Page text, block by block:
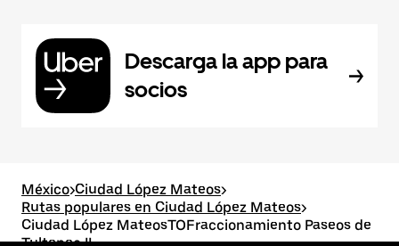
Descarga la app para
socios
México>Ciudad López Mateos>
Rutas populares en Ciudad López Mateos>
Ciudad López MateosTOFraccionamiento Paseos de